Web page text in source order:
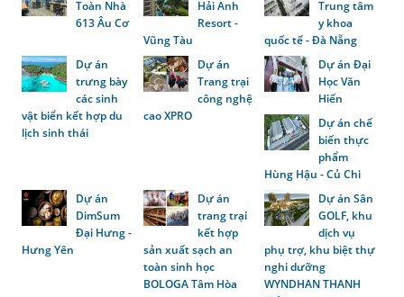
Toàn Nhà
613 Âu Cơ
Hải Anh
Resort -
Vũng Tàu
Trung tâm
y khoa
quốc tế - Đà Nẵng
Dự án
trưng bày
các sinh
vật biển kết hợp du
lịch sinh thái
Dự án
Trang trại
công nghệ
cao XPRO
Dự án Đại
Học Văn
Hiến
Dự án chế
biến thực
phẩm
Hùng Hậu - Củ Chi
Dự án
DimSum
Đại Hưng -
Hưng Yên
Dự án
trang trại
kết hợp
sản xuất sạch an
toàn sinh học
BOLOGA Tâm Hòa
Dự án Sân
GOLF, khu
dịch vụ
phụ trợ, khu biệt thự
nghi dưỡng
WYNDHAN THANH